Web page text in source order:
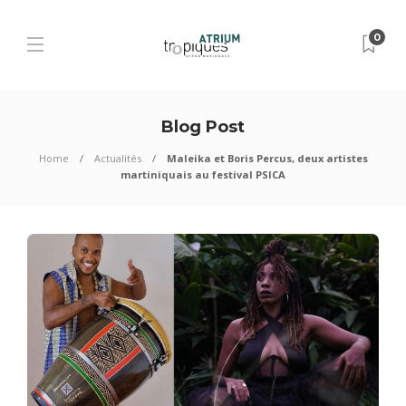
0
Blog Post
Home Actualités
Maleika et Boris Percus, deux artistes
martiniquais au festival PSICA